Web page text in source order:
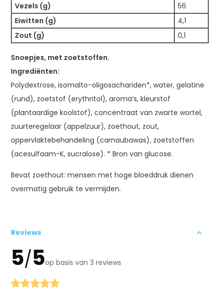
Vezels (g)
56
Eiwitten (g)
4,1
Zout (g)
0,1
Snoepjes, met zoetstoffen.
Ingrediënten:
Polydextrose, isomalto-oligosachariden*, water, gelatine
(rund), zoetstof (erythritol), aroma’s, kleurstof
(plantaardige koolstof), concentraat van zwarte wortel,
zuurteregelaar (appelzuur), zoethout, zout,
oppervlaktebehandeling (carnaubawas), zoetstoffen
(acesulfaam-K, sucralose). * Bron van glucose.
Bevat zoethout: mensen met hoge bloeddruk dienen
overmatig gebruik te vermijden.
Reviews
5/5op basis van 3 reviews